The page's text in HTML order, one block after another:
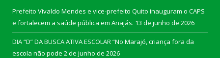
Prefeito Vivaldo Mendes e vice-prefeito Quito inauguram o CAPS
e fortalecem a saúde pública em Anajás. 13 de junho de 2026
DIA “D” DA BUSCA ATIVA ESCOLAR “No Marajó, criança fora da
escola não pode 2 de junho de 2026